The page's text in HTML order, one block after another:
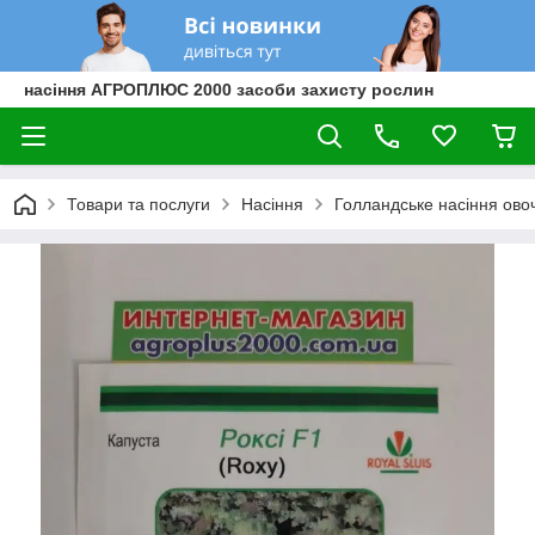
насіння АГРОПЛЮС 2000 засоби захисту рослин
Товари та послуги Насіння Голландське насіння